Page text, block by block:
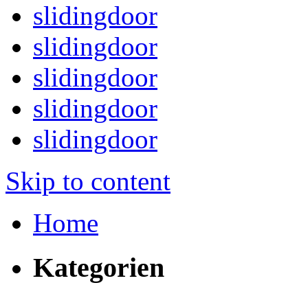
slidingdoor
slidingdoor
slidingdoor
slidingdoor
slidingdoor
Skip to content
Home
Kategorien